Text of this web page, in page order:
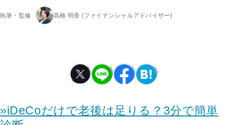
執筆・監修 高橋 明香 (ファイナンシャルアドバイザー)
»iDeCoだけで老後は足りる？3分で簡単